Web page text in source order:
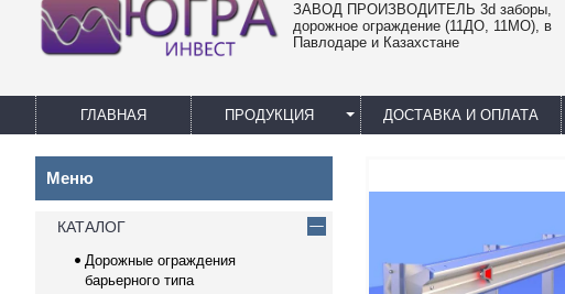
ЗАВОД ПРОИЗВОДИТЕЛЬ 3d заборы,
дорожное ограждение (11ДО, 11МО), в
Павлодаре и Казахстане
ГЛАВНАЯ ПРОДУКЦИЯ ДОСТАВКА И ОПЛАТА
КАТАЛОГ
Дорожные ограждения
барьерного типа